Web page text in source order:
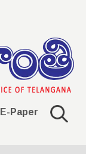
E-Paper